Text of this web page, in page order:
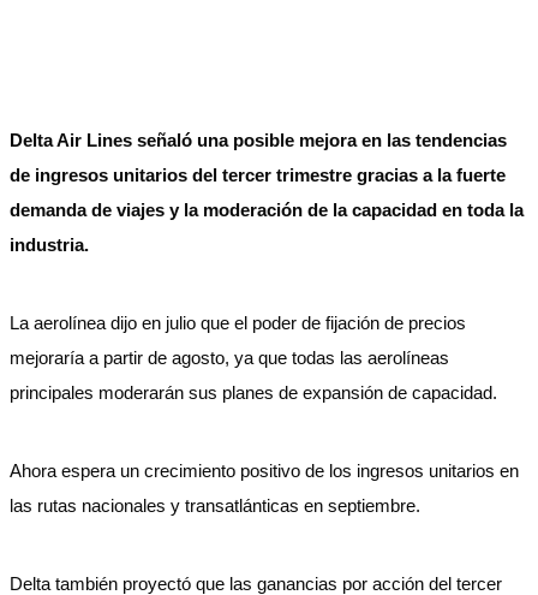
Delta Air Lines señaló una posible mejora en las tendencias
de ingresos unitarios del tercer trimestre gracias a la fuerte
demanda de viajes y la moderación de la capacidad en toda la
industria.
La aerolínea dijo en julio que el poder de fijación de precios
mejoraría a partir de agosto, ya que todas las aerolíneas
principales moderarán sus planes de expansión de capacidad.
Ahora espera un crecimiento positivo de los ingresos unitarios en
las rutas nacionales y transatlánticas en septiembre.
Delta también proyectó que las ganancias por acción del tercer